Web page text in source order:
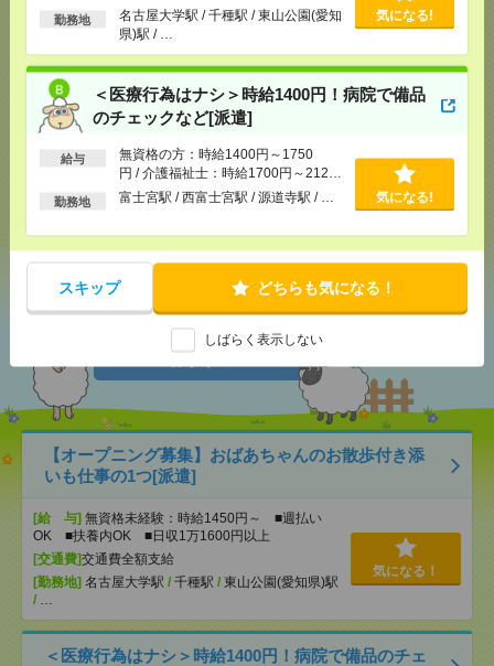
以上
勤務地
名古屋大学駅 / 千種駅 / 東山公園(愛知
県)駅 / …
気になる!
＜医療行為はナシ＞時給1400円！病院で備品
のチェックなど[派遣]
給与
無資格の方：時給1400円～1750
円 / 介護福祉士：時給1700円～2125
円 / 初任者以上：時給1500円～1875
勤務地 富士宮駅 / 西富士宮駅 / 源道寺駅 / … 気になる!
スキップ どちらも気になる！
しばらく表示しない
応募ページへ
気になる！ 電話応募
メール で送る LINE で送る
シェア ツイート ブックマーク
あなたの閲覧履歴からの
【オープニング募集】おばあちゃんのお散歩付き添
いも仕事の1つ[派遣]
[給 与] 無資格未経験：時給1450円～ ■週払い
OK ■扶養内OK ■日収1万1600円以上
[交通費]交通費全額支給
[勤務地] 名古屋大学駅 / 千種駅 / 東山公園(愛知県)駅
/ …
気になる！
＜医療行為はナシ＞時給1400円！病院で備品のチェ